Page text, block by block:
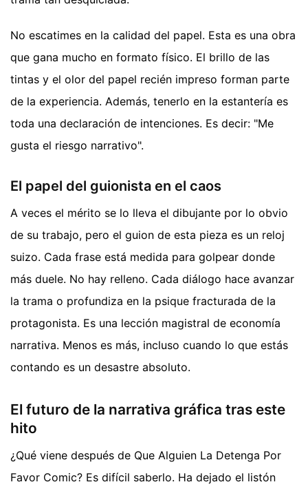
No escatimes en la calidad del papel. Esta es una obra
que gana mucho en formato físico. El brillo de las
tintas y el olor del papel recién impreso forman parte
de la experiencia. Además, tenerlo en la estantería es
toda una declaración de intenciones. Es decir: "Me
gusta el riesgo narrativo".
El papel del guionista en el caos
A veces el mérito se lo lleva el dibujante por lo obvio
de su trabajo, pero el guion de esta pieza es un reloj
suizo. Cada frase está medida para golpear donde
más duele. No hay relleno. Cada diálogo hace avanzar
la trama o profundiza en la psique fracturada de la
protagonista. Es una lección magistral de economía
narrativa. Menos es más, incluso cuando lo que estás
contando es un desastre absoluto.
El futuro de la narrativa gráfica tras este
hito
¿Qué viene después de Que Alguien La Detenga Por
Favor Comic? Es difícil saberlo. Ha dejado el listón